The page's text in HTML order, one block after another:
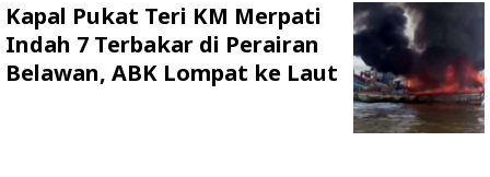
Kapal Pukat Teri KM Merpati
Indah 7 Terbakar di Perairan
Belawan, ABK Lompat ke Laut